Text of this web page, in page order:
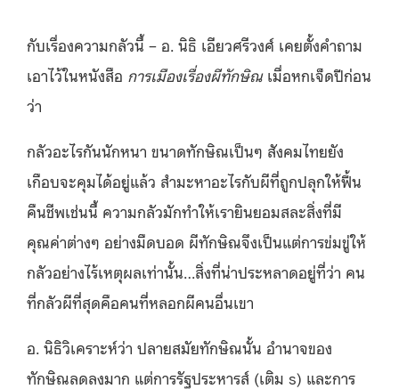
กับเรื่องความกลัวนี้ – อ. นิธิ เอียวศรีวงศ์ เคยตั้งคำถาม
เอาไว้ในหนังสือ การเมืองเรื่องผีทักษิณเมื่อหกเจ็ดปีก่อน
ว่า
กลัวอะไรกันนักหนา ขนาดทักษิณเป็นๆ สังคมไทยยัง
เกือบจะคุมได้อยู่แล้ว สำมะหาอะไรกับผีที่ถูกปลุกให้ฟื้น
คืนชีพเช่นนี้ ความกลัวมักทำให้เรายินยอมสละสิ่งที่มี
คุณค่าต่างๆ อย่างมืดบอด ผีทักษิณจึงเป็นแต่การข่มขู่ให้
กลัวอย่างไร้เหตุผลเท่านั้น…สิ่งที่น่าประหลาดอยู่ที่ว่า คน
ที่กลัวผีที่สุดคือคนที่หลอกผีคนอื่นเขา
อ. นิธิวิเคราะห์ว่า ปลายสมัยทักษิณนั้น อำนาจของ
ทักษิณลดลงมาก แต่การรัฐประหารส์ (เติม s) และการ